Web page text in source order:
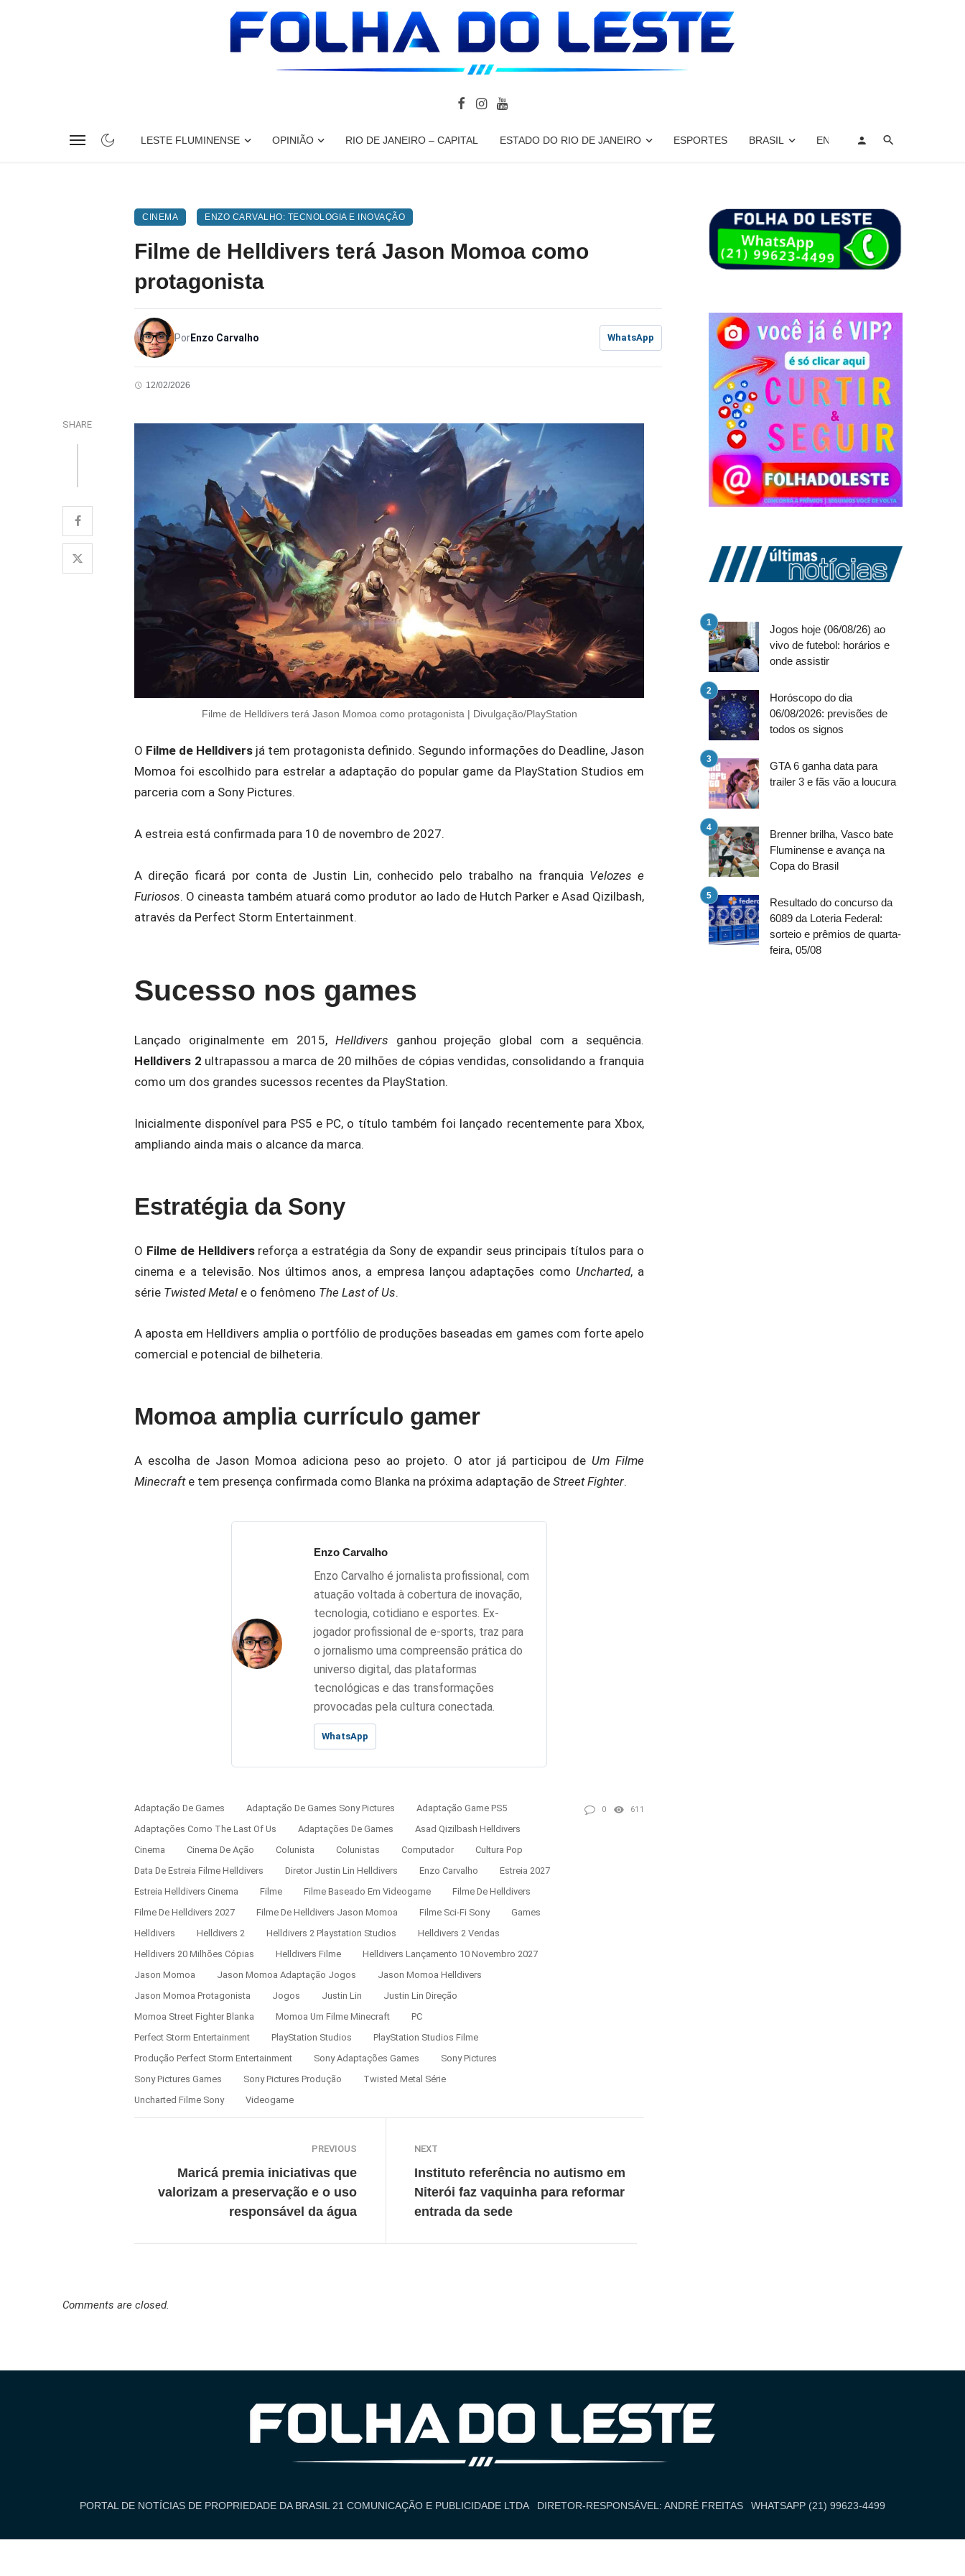
LESTE FLUMINENSE OPINIÃO RIO DE JANEIRO – CAPITAL ESTADO DO RIO DE JANEIRO ESPORTES BRASIL ENTRETENIMENTO, ARTES E
CINEMA ENZO CARVALHO: TECNOLOGIA E INOVAÇÃO
Filme de Helldivers terá Jason Momoa como
protagonista
PorEnzo Carvalho WhatsApp
12/02/2026
SHARE
Filme de Helldivers terá Jason Momoa como protagonista | Divulgação/PlayStation
O Filme de Helldivers já tem protagonista definido. Segundo informações do Deadline, Jason
Momoa foi escolhido para estrelar a adaptação do popular game da PlayStation Studios em
parceria com a Sony Pictures.
A estreia está confirmada para 10 de novembro de 2027.
A direção ficará por conta de Justin Lin, conhecido pelo trabalho na franquia Velozes e
Furiosos. O cineasta também atuará como produtor ao lado de Hutch Parker e Asad Qizilbash,
através da Perfect Storm Entertainment.
Sucesso nos games
Lançado originalmente em 2015, Helldivers ganhou projeção global com a sequência.
Helldivers 2 ultrapassou a marca de 20 milhões de cópias vendidas, consolidando a franquia
como um dos grandes sucessos recentes da PlayStation.
Inicialmente disponível para PS5 e PC, o título também foi lançado recentemente para Xbox,
ampliando ainda mais o alcance da marca.
Estratégia da Sony
O Filme de Helldiversreforça a estratégia da Sony de expandir seus principais títulos para o
cinema e a televisão. Nos últimos anos, a empresa lançou adaptações como Uncharted, a
série Twisted Metal e o fenômeno The Last of Us.
A aposta em Helldivers amplia o portfólio de produções baseadas em games com forte apelo
comercial e potencial de bilheteria.
Momoa amplia currículo gamer
A escolha de Jason Momoa adiciona peso ao projeto. O ator já participou de Um Filme
Minecrafte tem presença confirmada como Blanka na próxima adaptação de Street Fighter.
Enzo Carvalho
Enzo Carvalho é jornalista profissional, com
atuação voltada à cobertura de inovação,
tecnologia, cotidiano e esportes. Ex-
jogador profissional de e-sports, traz para
o jornalismo uma compreensão prática do
universo digital, das plataformas
tecnológicas e das transformações
provocadas pela cultura conectada.
WhatsApp
Adaptação De Games Adaptação De Games Sony Pictures
Adaptação Game PS5
Adaptações Como The Last Of Us
Adaptações De Games
Asad Qizilbash Helldivers
Cinema
Cinema De Ação Colunista Colunistas Computador
Cultura Pop
Data De Estreia Filme Helldivers
Diretor Justin Lin Helldivers Enzo Carvalho
Estreia 2027
Estreia Helldivers Cinema
Filme Filme Baseado Em Videogame
Filme De Helldivers
Filme De Helldivers 2027
Filme De Helldivers Jason Momoa Filme Sci-Fi Sony
Games
Helldivers
Helldivers 2 Helldivers 2 Playstation Studios
Helldivers 2 Vendas
Helldivers 20 Milhões Cópias
Helldivers Filme
Helldivers Lançamento 10 Novembro 2027
Jason Momoa
Jason Momoa Adaptação Jogos
Jason Momoa Helldivers
Jason Momoa Protagonista
Jogos Justin Lin
Justin Lin Direção
Momoa Street Fighter Blanka
Momoa Um Filme Minecraft
PC
Perfect Storm Entertainment
PlayStation Studios
PlayStation Studios Filme
Produção Perfect Storm Entertainment
Sony Adaptações Games
Sony Pictures
Sony Pictures Games
Sony Pictures Produção
Twisted Metal Série
Uncharted Filme Sony
Videogame
0 611
PREVIOUS
Maricá premia iniciativas que
valorizam a preservação e o uso
responsável da água
NEXT
Instituto referência no autismo em
Niterói faz vaquinha para reformar
entrada da sede
Comments are closed.
Jogos hoje (06/08/26) ao
vivo de futebol: horários e
onde assistir
Horóscopo do dia
06/08/2026: previsões de
todos os signos
GTA 6 ganha data para
trailer 3 e fãs vão a loucura
Brenner brilha, Vasco bate
Fluminense e avança na
Copa do Brasil
Resultado do concurso da
6089 da Loteria Federal:
sorteio e prêmios de quarta-
feira, 05/08
PORTAL DE NOTÍCIAS DE PROPRIEDADE DA BRASIL 21 COMUNICAÇÃO E PUBLICIDADE LTDA DIRETOR-RESPONSÁVEL: ANDRÉ FREITAS WHATSAPP (21) 99623-4499